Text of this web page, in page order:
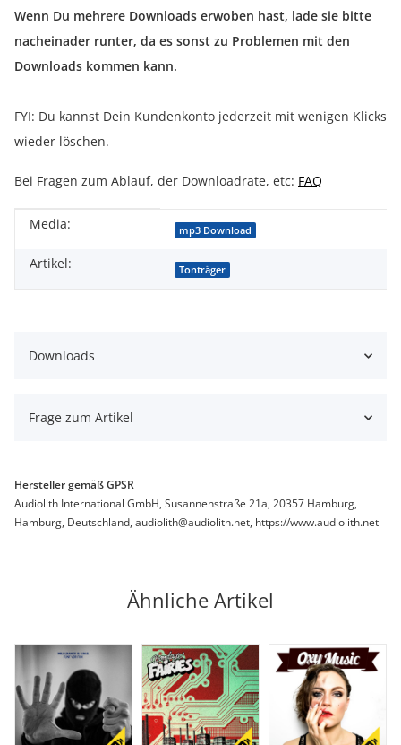
Wenn Du mehrere Downloads erwoben hast, lade sie bitte
nacheinader runter, da es sonst zu Problemen mit den
Downloads kommen kann.
FYI: Du kannst Dein Kundenkonto jederzeit mit wenigen Klicks
wieder löschen.
Bei Fragen zum Ablauf, der Downloadrate, etc: FAQ
Produkteigenschaft
Wert
Media: mp3 Download
Artikel: Tonträger
Downloads
Frage zum Artikel
Hersteller gemäß GPSR
Audiolith International GmbH, Susannenstraße 21a, 20357 Hamburg,
Hamburg, Deutschland, audiolith@audiolith.net, https://www.audiolith.net
Ähnliche Artikel